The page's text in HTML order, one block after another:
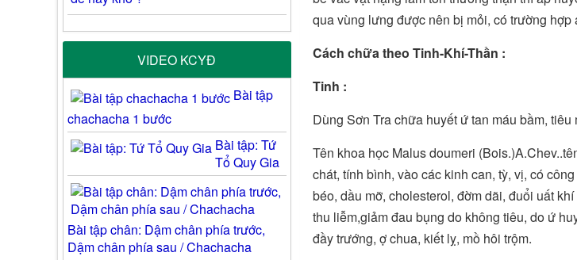
qua vùng lưng được nên bị mỏi, có trường
Cách chữa theo Tinh-Khí-Thần :
Tinh :
Dùng Sơn Tra chữa huyết ứ tan máu bầm, tiêu
Tên khoa học Malus doumeri
chát, tính bình, vào các kinh can, tỳ, vị, có
béo, dầu mỡ, cholesterol, đờm dãi, đuổi uất
thu liễm,giảm đau bụng do không tiêu, do ứ
đầy trướng, ợ chua, kiết lỵ, mồ hôi trộm.
VIDEO KCYĐ
Bài tập
chachacha 1 bước
Bài tập: Tứ
Tổ Quy Gia
Bài tập chân: Dậm chân phía trước,
Dậm chân phía sau / Chachacha